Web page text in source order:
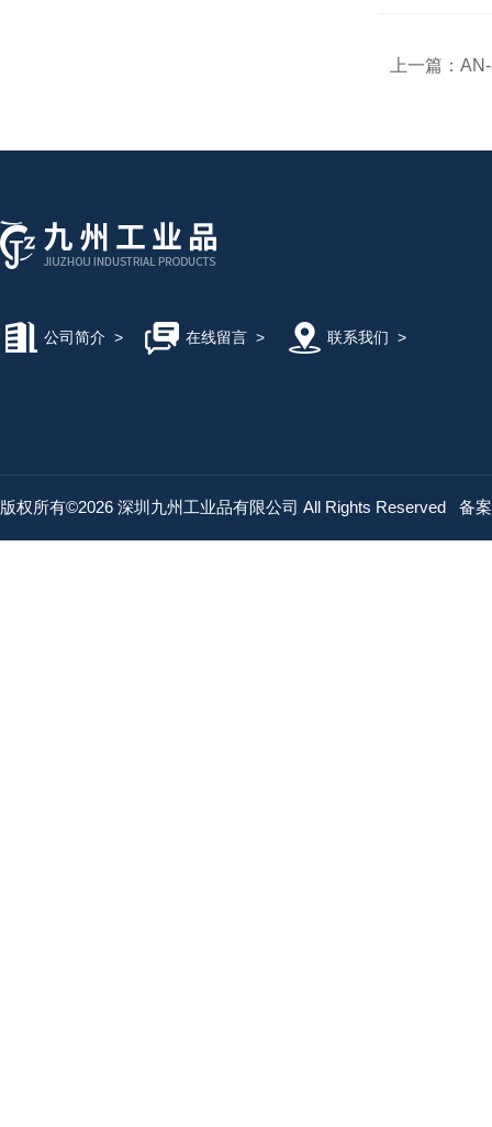
上一篇：
公司简介 > 在线留言> 联系我们 >
版权所有©2026 深圳九州工业品有限公司 All Rights Reserved 备